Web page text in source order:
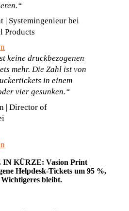
| Systemingenieur bei
Products
keine druckbezogenen
mehr. Die Zahl ist von
in einem
vier gesunken.“
| Director of
KÜRZE: Vasion Print
Helpdesk-Tickets um 95 %,
bleibt.